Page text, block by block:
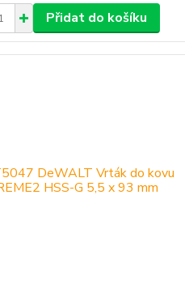
Přidat do košíku